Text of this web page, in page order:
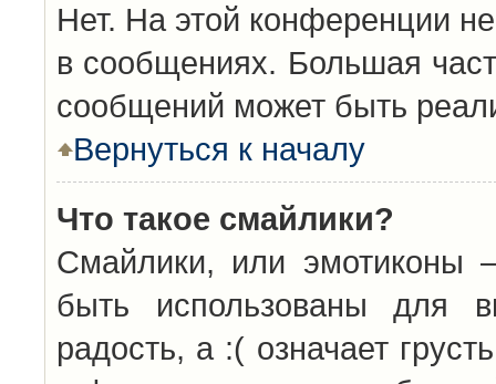
Нет. На этой конференции
в сообщениях. Большая
сообщений может быть
Вернуться к началу
Что такое смайлики?
Смайлики, или эмотиконы
быть использованы для
радость, а :( означает